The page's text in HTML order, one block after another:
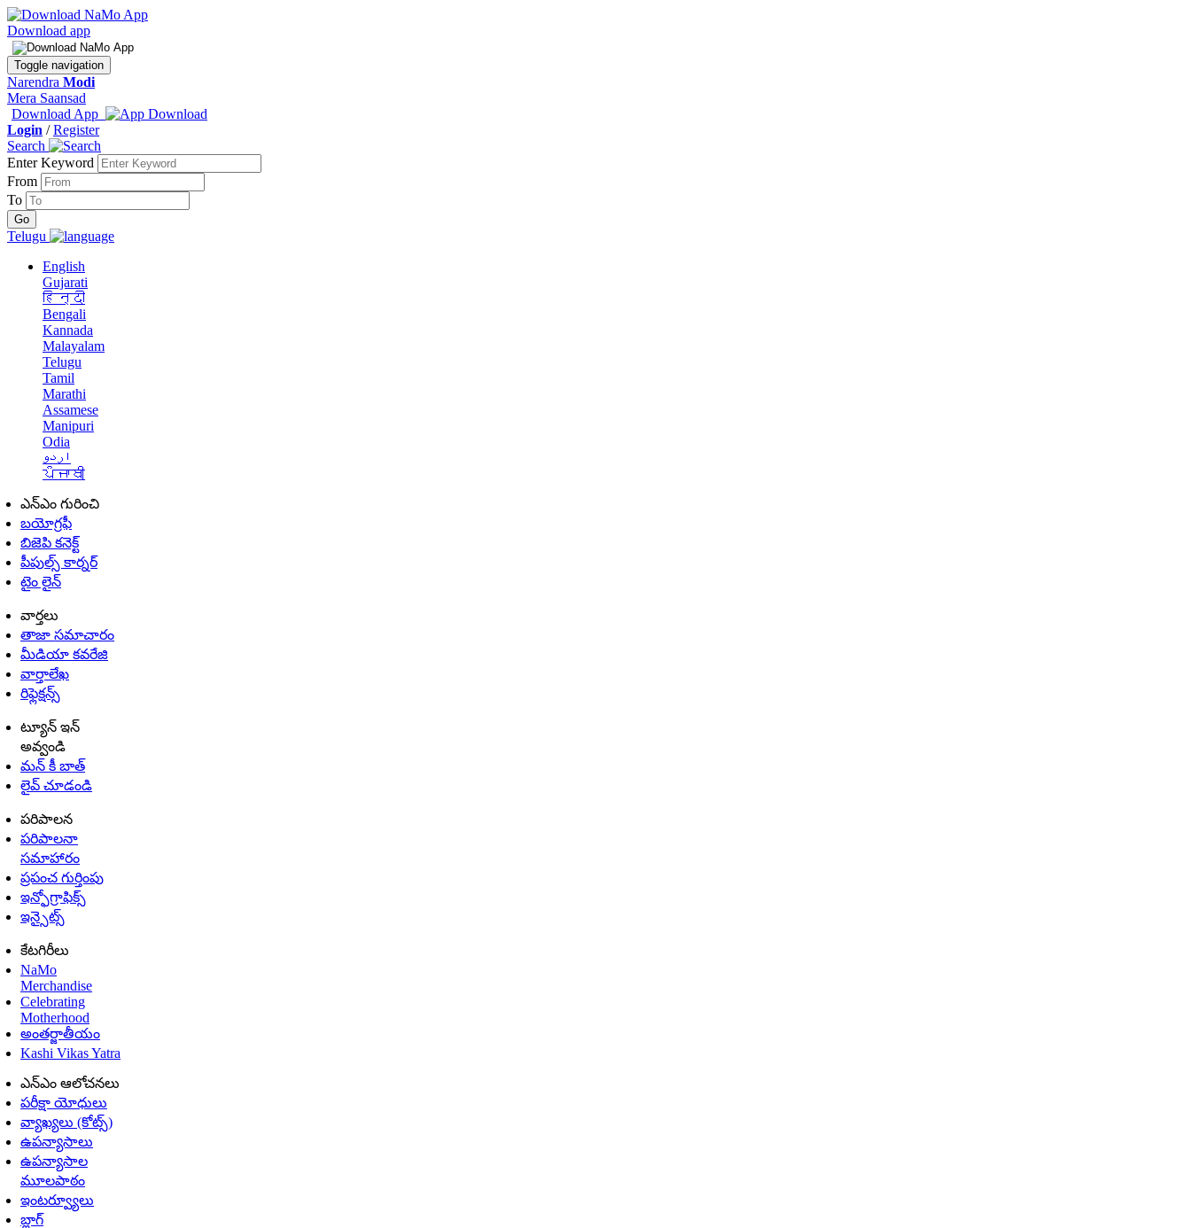
Download app
Toggle navigation
Narendra Modi
Mera Saansad
Download App
Login /Register
Search
Enter Keyword
From
To
Telugu
English
Gujarati
हिन्दी
Bengali
Kannada
Malayalam
Telugu
Tamil
Marathi
Assamese
Manipuri
Odia
اردو
ਪੰਜਾਬੀ
ఎన్ఎం గురించి
బయోగ్రఫీ
బిజెపి కనెక్ట్
పీపుల్స్ కార్నర్
టైం లైన్
వార్తలు
తాజా సమాచారం
మీడియా కవరేజి
వార్తాలేఖ
రిఫ్లెక్షన్స్
ట్యూన్ ఇన్
అవ్వండి
మన్ కీ బాత్
లైవ్ చూడండి
పరిపాలన
పరిపాలనా
సమాహారం
ప్రపంచ గుర్తింపు
ఇన్ఫోగ్రాఫిక్స్
ఇన్సైట్స్
కేటగిరీలు
NaMo
Merchandise
Celebrating
Motherhood
అంతర్జాతీయం
Kashi Vikas Yatra
ఎన్ఎం ఆలోచనలు
పరీక్షా యోధులు
వ్యాఖ్యలు (కోట్స్)
ఉపన్యాసాలు
ఉపన్యాసాల
మూలపాఠం
ఇంటర్వ్యూలు
బ్లాగ్